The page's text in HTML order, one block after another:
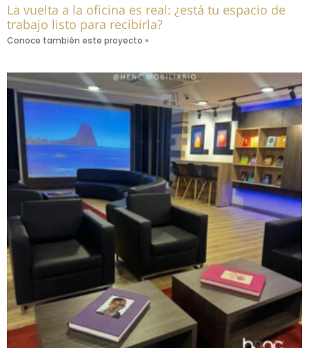
La vuelta a la oficina es real: ¿está tu espacio de
trabajo listo para recibirla?
Conoce también este proyecto »